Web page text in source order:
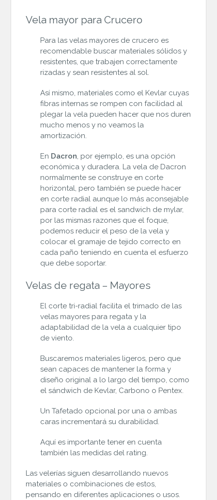
Vela mayor para Crucero
Para las velas mayores de crucero es
recomendable buscar materiales sólidos y
resistentes, que trabajen correctamente
rizadas y sean resistentes al sol.
Así mismo, materiales como el Kevlar cuyas
fibras internas se rompen con facilidad al
plegar la vela pueden hacer que nos duren
mucho menos y no veamos la
amortización.
En Dacron, por ejemplo, es una opción
económica y duradera. La vela de Dacron
normalmente se construye en corte
horizontal, pero también se puede hacer
en corte radial aunque lo más aconsejable
para corte radial es el sandwich de mylar,
por las mismas razones que el foque,
podemos reducir el peso de la vela y
colocar el gramaje de tejido correcto en
cada paño teniendo en cuenta el esfuerzo
que debe soportar.
Velas de regata – Mayores
El corte tri-radial facilita el trimado de las
velas mayores para regata y la
adaptabilidad de la vela a cualquier tipo
de viento.
Buscaremos materiales ligeros, pero que
sean capaces de mantener la forma y
diseño original a lo largo del tiempo, como
el sándwich de Kevlar, Carbono o Pentex.
Un Tafetado opcional por una o ambas
caras incrementará su durabilidad.
Aquí es importante tener en cuenta
también las medidas del rating.
Las velerías siguen desarrollando nuevos
materiales o combinaciones de estos,
pensando en diferentes aplicaciones o usos.